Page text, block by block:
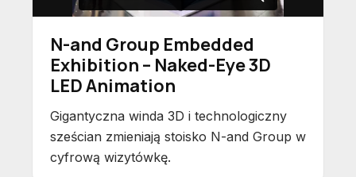
N-and Group Embedded
Exhibition – Naked-Eye 3D
LED Animation
Gigantyczna winda 3D i technologiczny
sześcian zmieniają stoisko N-and Group w
cyfrową wizytówkę.